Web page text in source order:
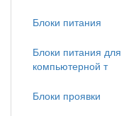
Блоки питания
Блоки питания для
компьютерной т
Блоки проявки